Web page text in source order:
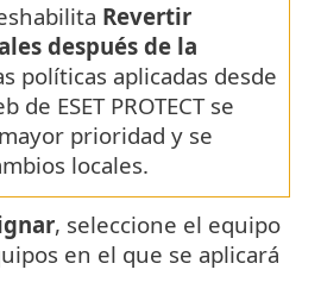
Revertir
después de la
políticas aplicadas desde
de ESET PROTECT se
prioridad y se
locales.
, seleccione el equipo
en el que se aplicará